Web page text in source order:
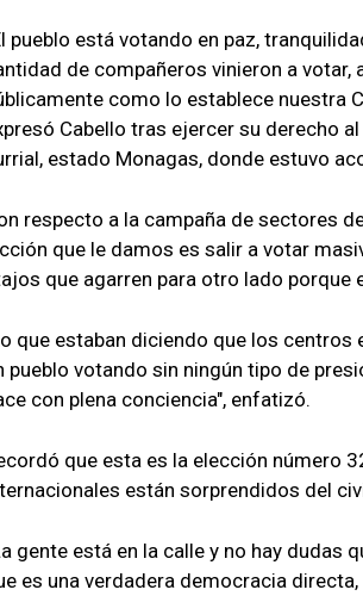
pueblo está votando en paz,
de compañeros vinieron a votar,
como lo establece nuestra
Cabello tras ejercer su derecho
estado Monagas, donde estuvo
respecto a la campaña de sectores
que le damos es salir a votar
que agarren para otro lado porque
que estaban diciendo que los centros
pueblo votando sin ningún tipo de
con plena conciencia", enfatizó.
que esta es la elección número
están sorprendidos del
gente está en la calle y no hay dudas
es una verdadera democracia